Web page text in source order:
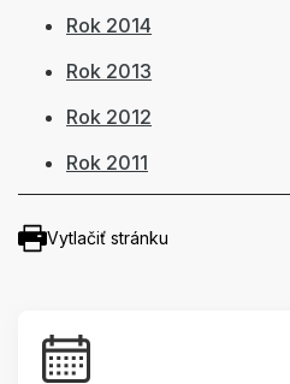
Rok 2014
Rok 2013
Rok 2012
Rok 2011
Vytlačiť stránku